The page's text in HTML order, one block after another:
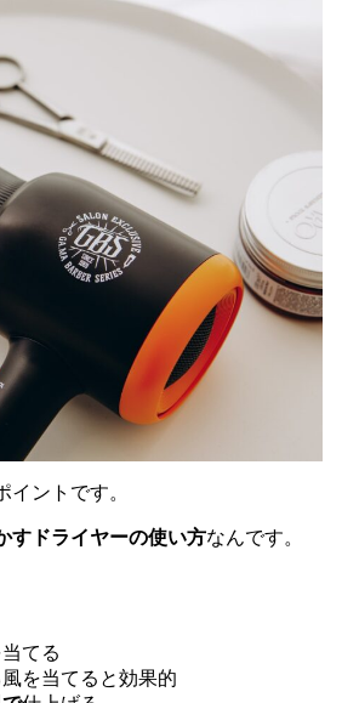
ントです。
すドライヤーの使い方なんです。
てる
風を当てると効果的